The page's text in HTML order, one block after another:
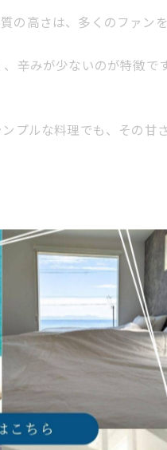
の高さは、多くのファンを
辛みが少ないのが特徴で
プルな料理でも、その甘
菜は、味が濃く、素材そ
ります。 広々としたキッ
味です。
ながら味わう淡路島の野菜